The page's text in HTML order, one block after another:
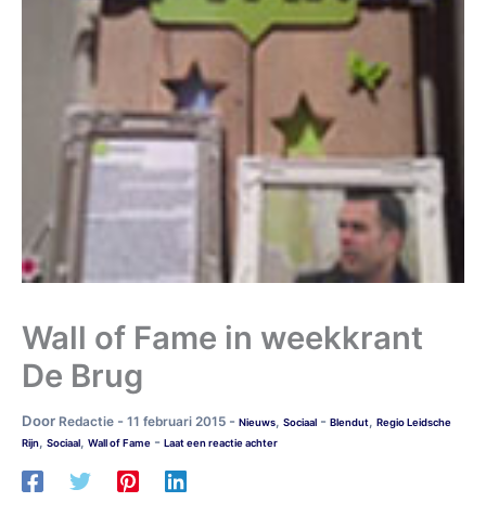
Wall of Fame in weekkrant
De Brug
Door Redactie - 11 februari 2015 - Nieuws, Sociaal - Blendut, Regio Leidsche
Rijn, Sociaal, Wall of Fame - Laat een reactie achter